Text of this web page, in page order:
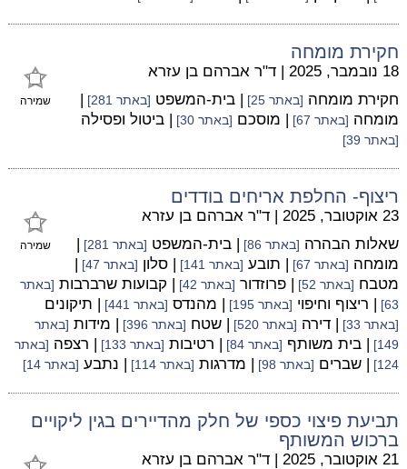
חקירת מומחה
שמירה
18 נובמבר, 2025 | ד"ר אברהם בן עזרא
חקירת מומחה [באתר 25] | בית-המשפט [באתר 281]
|
מומחה [באתר 67] | מוסכם [באתר 30] | ביטול ופסילה
[באתר 39]
ריצוף- החלפת אריחים בודדים
שמירה
23 אוקטובר, 2025 | ד"ר אברהם בן עזרא
שאלות הבהרה [באתר 86] | בית-המשפט [באתר 281]
|
מומחה [באתר 67] | תובע [באתר 141] | סלון [באתר 47]
|
מטבח [באתר 52] | פרוזדור [באתר 42] | קבועות שרברבות [באתר
63]
| ריצוף וחיפוי [באתר 195] | מהנדס [באתר 441] | תיקונים
[באתר 33] | דירה [באתר 520] | שטח [באתר 396] | מידות [באתר
149]
| בית משותף [באתר 84] | רטיבות [באתר 133] | רצפה [באתר
124]
| שברים [באתר 98] | מדרגות [באתר 114] | נתבע [באתר 14]
תביעת פיצוי כספי של חלק מהדיירים בגין ליקויים
ברכוש המשותף
21 אוקטובר, 2025 | ד"ר אברהם בן עזרא